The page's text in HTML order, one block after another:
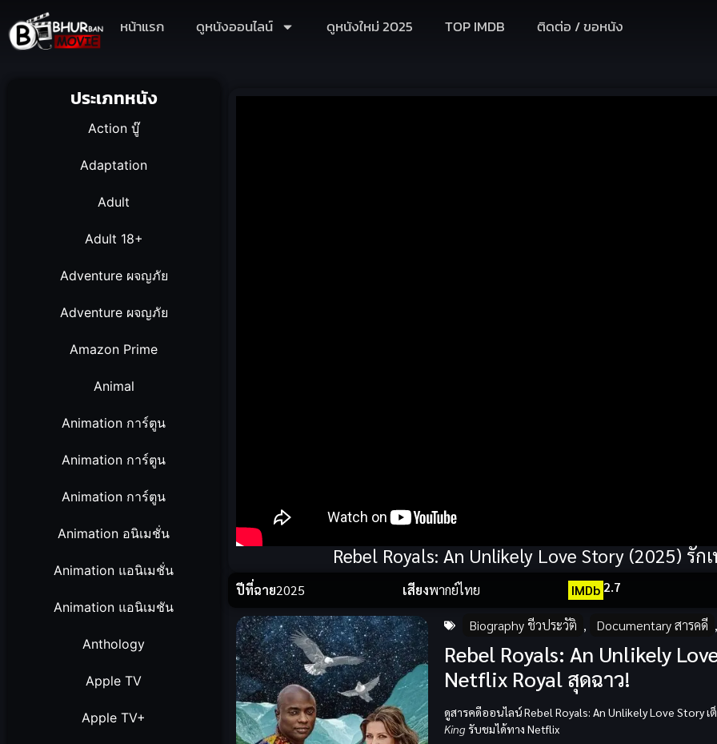
หน้าแรก ดูหนังออนไลน์ ดูหนังใหม่ 2025 TOP IMDB ติดต่อ / ขอหนัง
ประเภทหนัง
Action บู๊
Adaptation
Adult
Adult 18+
Adventure ผจญภัย
Adventure ผจญภัย
Amazon Prime
Animal
Animation การ์ตูน
Animation การ์ตูน
Animation การ์ตูน
Animation อนิเมชั่น
Animation แอนิเมชั่น
Animation แอนิเมชัน
Anthology
Apple TV
Apple TV+
Rebel Royals: An Unlikely Love Story (2025) รั
ปีที่ฉาย2025 เสียงพากย์ไทย IMDb 2.7
Biography ชีวประวัติ , Documentary สารคดี
Rebel Royals: An Unlikely
Netflix Royal สุดฉาว!
ดูสารคดีออนไลน์Rebel Royals: An Unlikely Love Storyเ
King รับชมได้ทาง Netflix